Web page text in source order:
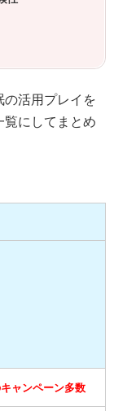
の活用プレイを
覧にしてまとめ
ャンペーン多数